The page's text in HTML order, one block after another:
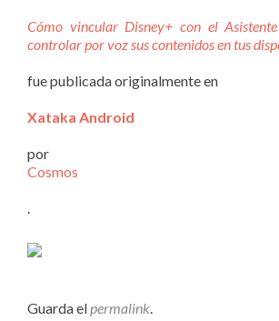
Cómo vincular Disney+ con el
controlar por voz sus contenidos en tus
fue publicada originalmente en
Xataka Android
por
Cosmos
.
Guarda elpermalink.